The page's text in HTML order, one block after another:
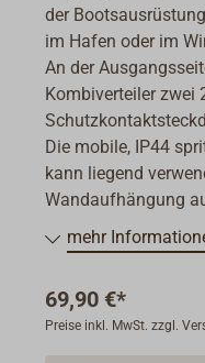
der
im Hafen oder im
An der
Kombiverteiler zwei
Die mobile, IP44
kann liegend
Wandaufhängung
mehr
69,90 €*
Preise inkl. MwSt. zzgl.